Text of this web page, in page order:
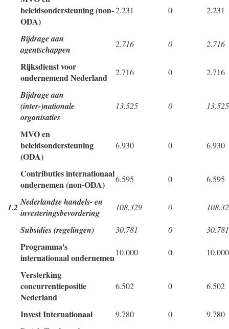
beleidsondersteuning (non-
ODA)
2.231 0 2.231
Bijdrage aan
agentschappen
2.716 0 2.716
Rijksdienst voor
ondernemend Nederland
2.716 0 2.716
Bijdrage aan
(inter-)nationale
organisaties
13.525 0 13.525
MVO en
beleidsondersteuning
(ODA)
6.930 0 6.930
Contributies internationaal
ondernemen (non-ODA)
6.595 0 6.595
1.2 Nederlandse handels- en
investeringsbevordering
108.329 0
Subsidies (regelingen) 30.781 0 30.781
Programma's
internationaal ondernemen10.000 0 10.000
Versterking
concurrentiepositie
Nederland
6.502 0 6.502
Invest Internationaal 9.780 0 9.780